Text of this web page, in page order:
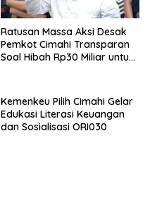
Ratusan Massa Aksi Desak
Pemkot Cimahi Transparan
Soal Hibah Rp30 Miliar untuk
Kemenkeu Pilih Cimahi Gelar
Edukasi Literasi Keuangan
dan Sosialisasi ORI030